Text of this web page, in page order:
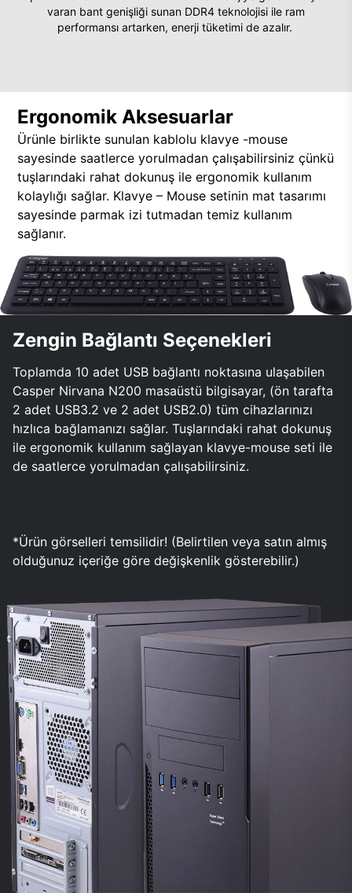
varan bant genişliği sunan DDR4 teknolojisi ile ram
performansı artarken, enerji tüketimi de azalır.
Ergonomik Aksesuarlar
Ürünle birlikte sunulan kablolu klavye -mouse
sayesinde saatlerce yorulmadan çalışabilirsiniz çünkü
tuşlarındaki rahat dokunuş ile ergonomik kullanım
kolaylığı sağlar. Klavye – Mouse setinin mat tasarımı
sayesinde parmak izi tutmadan temiz kullanım
sağlanır.
Zengin Bağlantı Seçenekleri
Toplamda 10 adet USB bağlantı noktasına ulaşabilen
Casper Nirvana N200 masaüstü bilgisayar, (ön tarafta
2 adet USB3.2 ve 2 adet USB2.0) tüm cihazlarınızı
hızlıca bağlamanızı sağlar. Tuşlarındaki rahat dokunuş
ile ergonomik kullanım sağlayan klavye-mouse seti ile
de saatlerce yorulmadan çalışabilirsiniz.
*Ürün görselleri temsilidir! (Belirtilen veya satın almış
olduğunuz içeriğe göre değişkenlik gösterebilir.)